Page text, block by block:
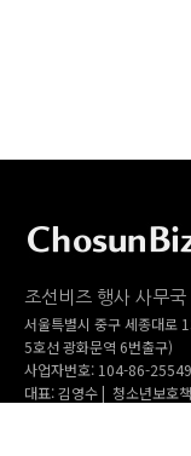
조선비즈 행사 사무국
서울특별시 중구 세종대로
5호선 광화문역 6번출구)
사업자번호: 104-86-
대표: 김영수 | 청소년보호